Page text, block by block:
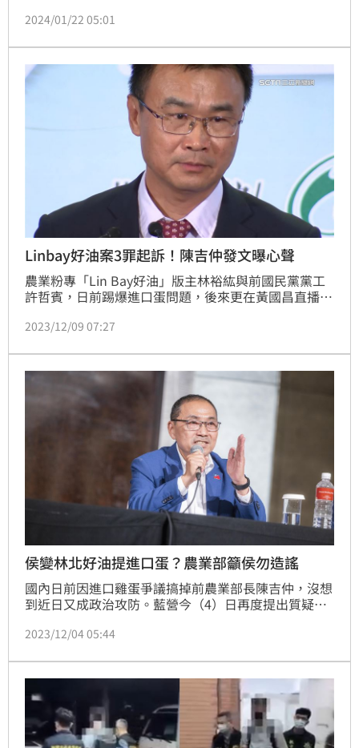
日前加強市售雞蛋稽查專案，今（22）日公布市售雞蛋
規，另2件則是檢出動物用藥殘留違規，其中1件更檢出
2種動物用藥，3件違規總計裁處12萬元。（記者：簡
浩正）
2024/01/22 05:01
Linbay好油案3罪起訴！陳吉仲發文曝心聲
農業粉專「Lin Bay好油」版主林裕紘與前國民黨黨工
許哲賓，日前踢爆進口蛋問題，後來更在黃國昌直播中
近日羈押期滿，許哲賓、林裕紘分別交保。桃園地檢署
起訴。對此，前農業部長陳吉仲深夜發文吐露心聲，
「人在做、天在看」。
2023/12/09 07:27
侯變林北好油提進口蛋？農業部籲侯勿造謠
國內日前因進口雞蛋爭議搞掉前農業部長陳吉仲，沒想
到近日又成政治攻防。藍營今（4）日再度提出質疑，
業部鄭重澄清，政府沒有圖利特定廠商，國民黨如有具
言，進行不當的政治操弄。並請「侯友宜市長停止污衊
政府進口雞蛋圖利」。（記者：簡浩正）
2023/12/04 05:44